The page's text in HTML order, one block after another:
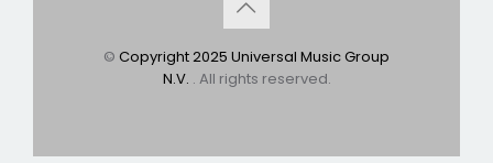
© Copyright 2025 Universal Music Group
N.V. . All rights reserved.